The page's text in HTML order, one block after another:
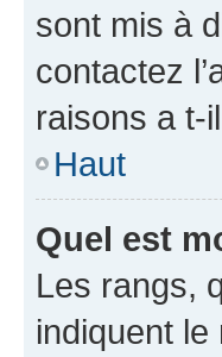
sont mis à
contactez
raisons a t-
Haut
Quel est
Les rangs,
indiquent